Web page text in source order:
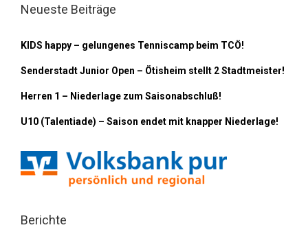
Neueste Beiträge
KIDS happy – gelungenes Tenniscamp beim TCÖ!
Senderstadt Junior Open – Ötisheim stellt 2 Stadtmeister!
Herren 1 – Niederlage zum Saisonabschluß!
U10 (Talentiade) – Saison endet mit knapper Niederlage!
Berichte